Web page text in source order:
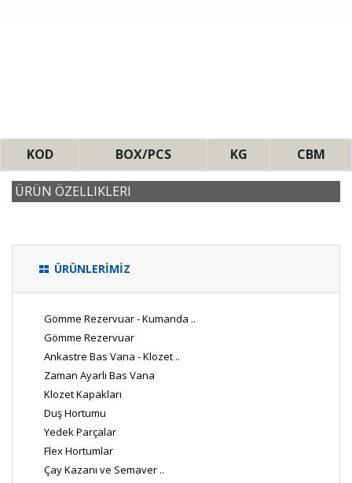
KOD BOX/PCS KG CBM
ÜRÜN ÖZELLIKLERI
ÜRÜNLERİMİZ
Gömme Rezervuar - Kumanda ..
Gömme Rezervuar
Ankastre Bas Vana - Klozet ..
Zaman Ayarlı Bas Vana
Klozet Kapakları
Duş Hortumu
Yedek Parçalar
Flex Hortumlar
Çay Kazanı ve Semaver ..